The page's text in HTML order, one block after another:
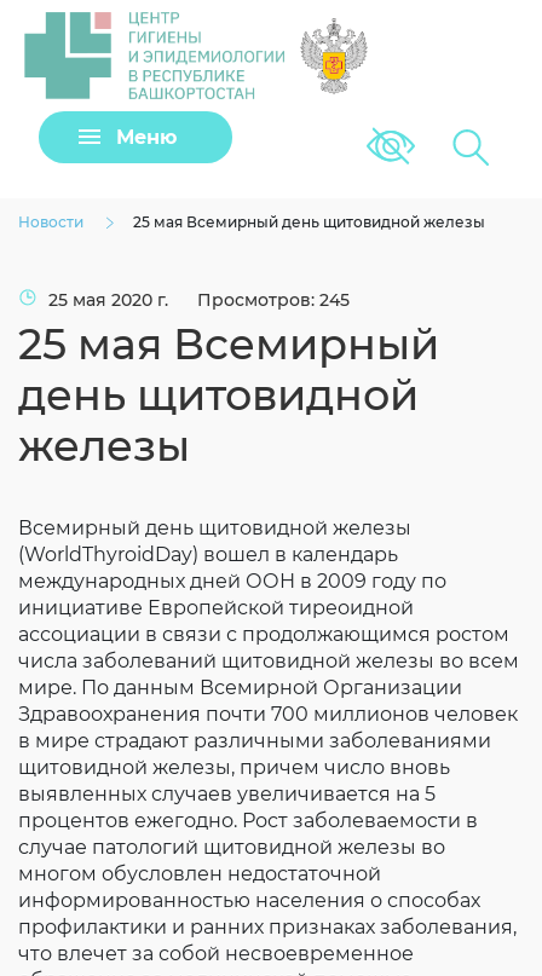
Меню Версия для
Новости 25 мая Всемирный день щитовидной железы
25 мая 2020 г. Просмотров: 245
25 мая Всемирный
день щитовидной
железы
Всемирный день щитовидной железы
(WorldThyroidDay) вошел в календарь
международных дней ООН в 2009 году по
инициативе Европейской тиреоидной
ассоциации в связи с продолжающимся ростом
числа заболеваний щитовидной железы во всем
мире. По данным Всемирной Организации
Здравоохранения почти 700 миллионов человек
в мире страдают различными заболеваниями
щитовидной железы, причем число вновь
выявленных случаев увеличивается на 5
процентов ежегодно. Рост заболеваемости в
случае патологий щитовидной железы во
многом обусловлен недостаточной
информированностью населения о способах
профилактики и ранних признаках заболевания,
что влечет за собой несвоевременное
Задать вопрос
Клещи
Согласие на обработку личных данных
Введите слово с картинки*